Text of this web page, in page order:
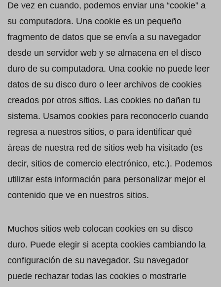
De vez en cuando, podemos enviar una “cookie” a
su computadora. Una cookie es un pequeño
fragmento de datos que se envía a su navegador
desde un servidor web y se almacena en el disco
duro de su computadora. Una cookie no puede leer
datos de su disco duro o leer archivos de cookies
creados por otros sitios. Las cookies no dañan tu
sistema. Usamos cookies para reconocerlo cuando
regresa a nuestros sitios, o para identificar qué
áreas de nuestra red de sitios web ha visitado (es
decir, sitios de comercio electrónico, etc.). Podemos
utilizar esta información para personalizar mejor el
contenido que ve en nuestros sitios.
Muchos sitios web colocan cookies en su disco
duro. Puede elegir si acepta cookies cambiando la
configuración de su navegador. Su navegador
puede rechazar todas las cookies o mostrarle